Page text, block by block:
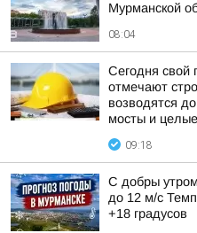
Мурманской
08:04
Сегодня свой
отмечают
возводятся
мосты и
09:18
С добры
до 12 м/с
+18 градусов